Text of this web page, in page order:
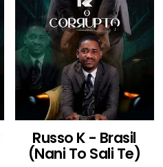
Russo K - Brasil
(Nani To Sali Te)